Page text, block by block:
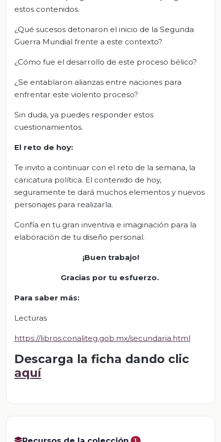
estos contenidos.
¿Qué sucesos detonaron el inicio de la Segunda
Guerra Mundial frente a este contexto?
¿Cómo fue el desarrollo de este proceso bélico?
¿Se entablaron alianzas entre naciones para
enfrentar este violento proceso?
Sin duda, ya puedes responder estos
cuestionamientos.
El reto de hoy:
Te invito a continuar con el reto de la semana, la
caricatura política. El contenido de hoy,
seguramente te dará muchos elementos y nuevos
personajes para realizarla.
Confía en tu gran inventiva e imaginación para la
elaboración de tu diseño personal.
¡Buen trabajo!
Gracias por tu esfuerzo.
Para saber más:
Lecturas
https://libros.conaliteg.gob.mx/secundaria.html
Descarga la ficha dando clic
aquí
1